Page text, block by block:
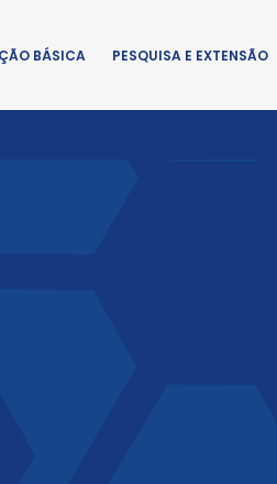
BÁSICA PESQUISA E EXTENSÃO